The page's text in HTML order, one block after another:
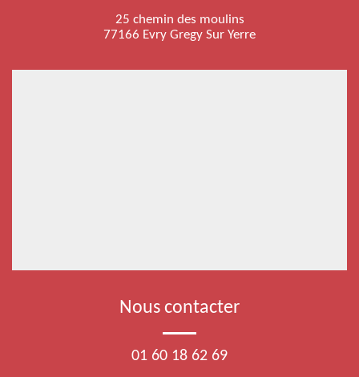
25 chemin des moulins
77166 Evry Gregy Sur Yerre
Nous contacter
01 60 18 62 69